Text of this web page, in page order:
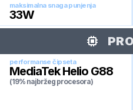
maksimalna snaga punjenja
33W
performanse čipseta
MediaTek Helio G88
(19% najbržeg procesora)